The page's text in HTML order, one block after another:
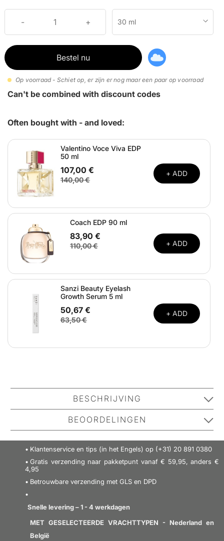
30 ml
Bestel nu
Op voorraad - Schiet op, er zijn er nog maar een paar op voorraad
Can't be combined with discount codes
Often bought with - and loved:
Valentino Voce Viva EDP
50 ml
107,00 €
140,00 €
+ ADD
Coach EDP 90 ml
83,90 €
110,00 € + ADD
Sanzi Beauty Eyelash
Growth Serum 5 ml
50,67 €
63,50 €
+ ADD
BESCHRIJVING
Coach EDP is geïnspireerd door de spontane energie
en stijl van het centrum van New York City. Een geur
vol contrasten, geopend met frisse, bruisende
framboos, die vervolgens plaats maakt voor romige
Turkse rozen en uiteindelijk verandert in een sensuele
muskusbasisnoot. De kenmerkende geur is gecreëerd
door parfumeurs Anne Flipo en Juliette
Karagueuzoglu. De vrouwelijke ovale fles is een
verwijzing naar veel iconische ontwerpen van Coach.
De spraytop heeft de vorm van een goudkleurige
BEOORDELINGEN
No one has reviewed this product yet.
Be the first to review it.
SCHRIJF EEN RECENSIE
Klantenservice en tips (in het Engels) op (+31) 20 891 0380
Gratis verzending naar pakketpunt vanaf € 59,95, anders €
4,95
Betrouwbare verzending met GLS en DPD
Snelle levering – 1 - 4 werkdagen
MET GESELECTEERDE VRACHTTYPEN - Nederland en
België